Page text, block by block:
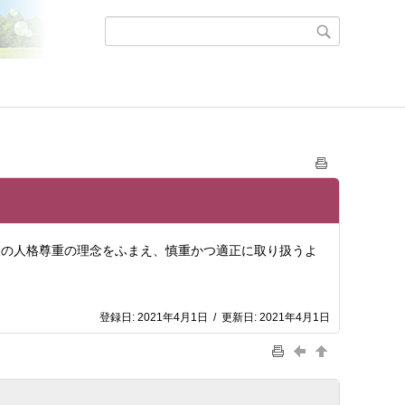
格尊重の理念をふまえ、慎重かつ適正に取り扱うよ
登録日: 2021年4月1日 / 更新日: 2021年4月1日